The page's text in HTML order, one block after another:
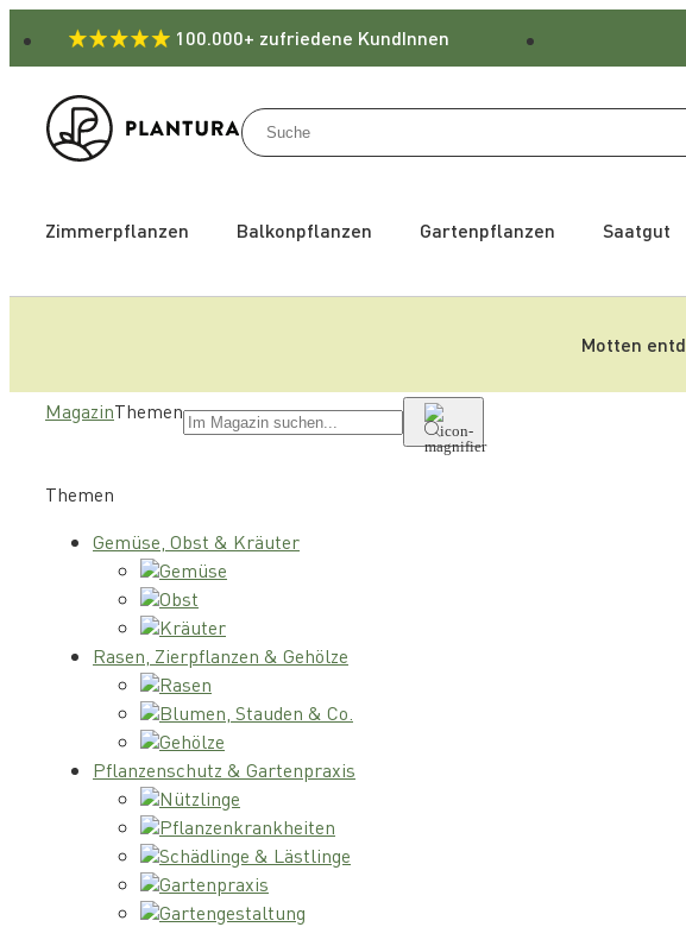
100.000+ zufriedene KundInnen
Zimmerpflanzen Balkonpflanzen Gartenpflanzen Saatgut
Motten
MagazinThemen
Themen
Gemüse, Obst & Kräuter
Gemüse
Obst
Kräuter
Rasen, Zierpflanzen & Gehölze
Rasen
Blumen, Stauden & Co.
Gehölze
Pflanzenschutz & Gartenpraxis
Nützlinge
Pflanzenkrankheiten
Schädlinge & Lästlinge
Gartenpraxis
Gartengestaltung